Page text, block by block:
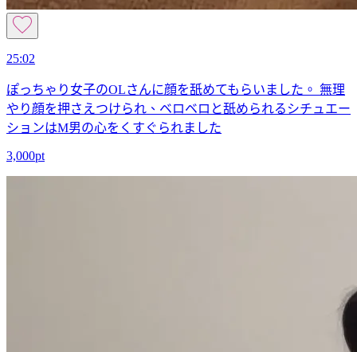
25:02
ぽっちゃり女子のOLさんに顔を舐めてもらいました。 無理
やり顔を押さえつけられ、ベロベロと舐められるシチュエー
ションはM男の心をくすぐられました
3,000pt